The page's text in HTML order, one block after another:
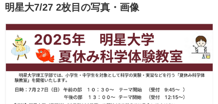
明星大7/27 2枚目の写真・画像